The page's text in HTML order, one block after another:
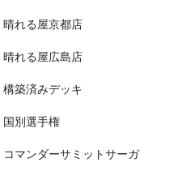
晴れる屋京都店
晴れる屋広島店
構築済みデッキ
国別選手権
コマンダーサミットサーガ